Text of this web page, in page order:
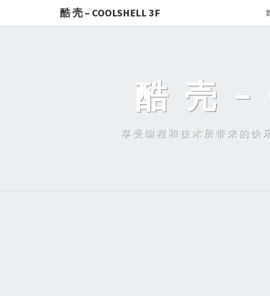
酷 壳 – COOLSHELL 3F
酷 壳 –
享受编程和技术所带来